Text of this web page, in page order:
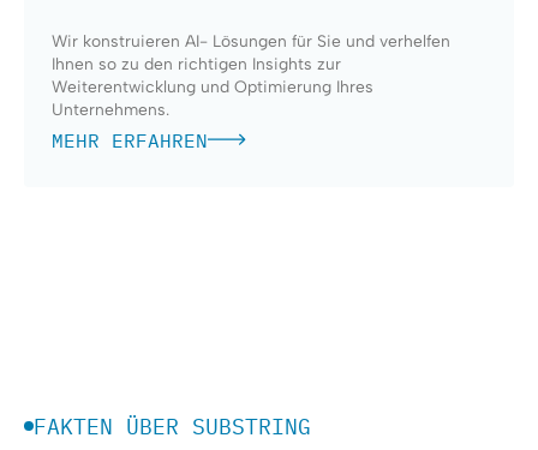
Wir konstruieren AI- Lösungen für Sie und verhelfen
Ihnen so zu den richtigen Insights zur
Weiterentwicklung und Optimierung Ihres
Unternehmens.
MEHR ERFAHREN
FAKTEN ÜBER SUBSTRING